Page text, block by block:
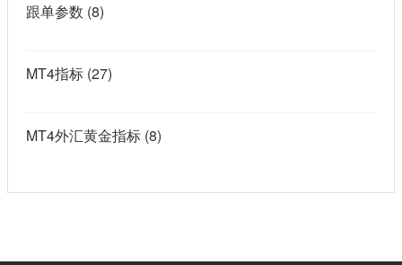
跟单参数 (8)
MT4指标 (27)
MT4外汇黄金指标 (8)